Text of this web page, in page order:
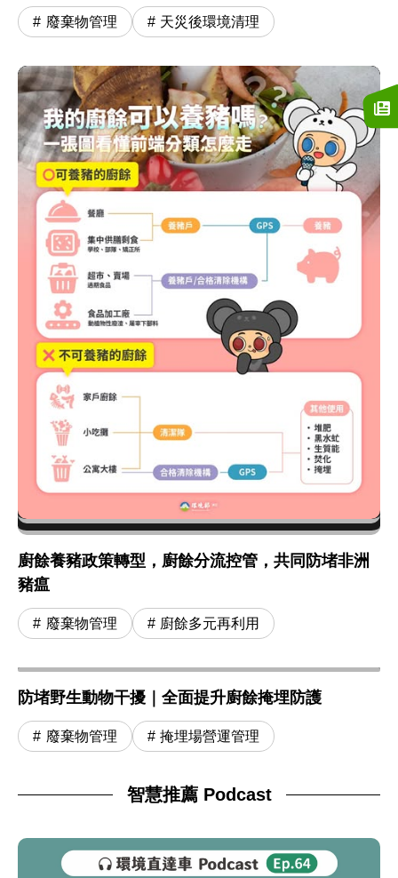
廢棄物管理 天災後環境清理
廚餘養豬政策轉型，廚餘分流控管，共同防堵非洲
豬瘟
廢棄物管理 廚餘多元再利用
防堵野生動物干擾｜全面提升廚餘掩埋防護
廢棄物管理 掩埋場營運管理
智慧推薦 Podcast